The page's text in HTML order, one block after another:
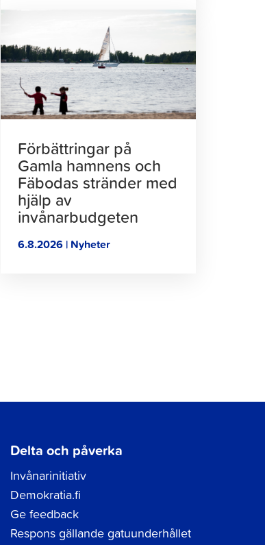
att
läsa
artikeln
Förbättringar på
Gamla hamnens och
Fäbodas stränder med
hjälp av
invånarbudgeten
6.8.2026 | Nyheter
Delta och påverka
Invånarinitiativ
Demokratia.fi
Ge feedback
Respons gällande gatuunderhållet